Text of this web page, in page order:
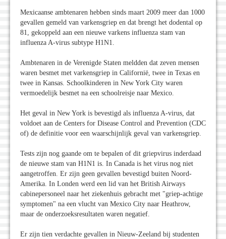
Mexicaanse ambtenaren hebben sinds maart 2009 meer dan 1000
gevallen gemeld van varkensgriep en dat brengt het dodental op
81, gekoppeld aan een nieuwe varkens influenza stam van
influenza A-virus subtype H1N1.
Ambtenaren in de Verenigde Staten meldden dat zeven mensen
waren besmet met varkensgriep in Californië, twee in Texas en
twee in Kansas. Schoolkinderen in New York City waren
vermoedelijk besmet na een schoolreisje naar Mexico.
Het geval in New York is bevestigd als influenza A-virus, dat
voldoet aan de Centers for Disease Control and Prevention (CDC
of) de definitie voor een waarschijnlijk geval van varkensgriep.
Tests zijn nog gaande om te bepalen of dit griepvirus inderdaad
de nieuwe stam van H1N1 is. In Canada is het virus nog niet
aangetroffen. Er zijn geen gevallen bevestigd buiten Noord-
Amerika. In Londen werd een lid van het British Airways
cabinepersoneel naar het ziekenhuis gebracht met "griep-achtige
symptomen" na een vlucht van Mexico City naar Heathrow,
maar de onderzoeksresultaten waren negatief.
Er zijn tien verdachte gevallen in Nieuw-Zeeland bij studenten